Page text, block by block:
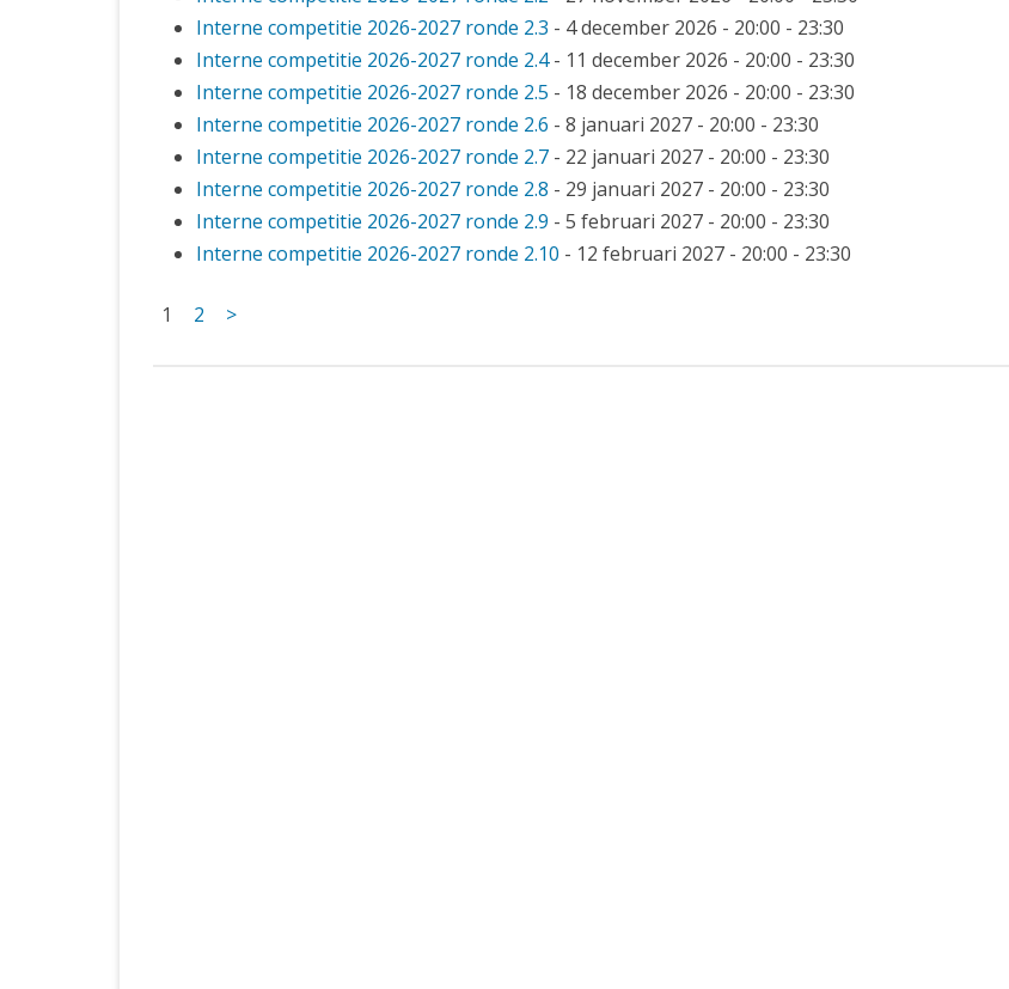
Interne competitie 2026-2027 ronde 2.3 - 4 december 2026 - 20:00 - 23:30
Interne competitie 2026-2027 ronde 2.4- 11 december 2026 - 20:00 - 23:30
Interne competitie 2026-2027 ronde 2.5 - 18 december 2026 - 20:00 - 23:30
Interne competitie 2026-2027 ronde 2.6 - 8 januari 2027 - 20:00 - 23:30
Interne competitie 2026-2027 ronde 2.7 - 22 januari 2027 - 20:00 - 23:30
Interne competitie 2026-2027 ronde 2.8 - 29 januari 2027 - 20:00 - 23:30
Interne competitie 2026-2027 ronde 2.9 - 5 februari 2027 - 20:00 - 23:30
Interne competitie 2026-2027 ronde 2.10 - 12 februari 2027 - 20:00 - 23:30
1 2 >